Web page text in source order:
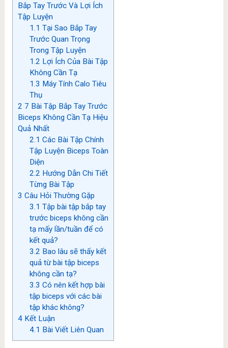
Bắp Tay Trước Và Lợi Ích
Tập Luyện
1.1 Tại Sao Bắp Tay
Trước Quan Trọng
Trong Tập Luyện
1.2 Lợi Ích Của Bài Tập
Không Cần Tạ
1.3 Máy Tính Calo Tiêu
Thụ
2 7 Bài Tập Bắp Tay Trước
Biceps Không Cần Tạ Hiệu
Quả Nhất
2.1 Các Bài Tập Chính
Tập Luyện Biceps Toàn
Diện
2.2 Hướng Dẫn Chi Tiết
Từng Bài Tập
3 Câu Hỏi Thường Gặp
3.1 Tập bài tập bắp tay
trước biceps không cần
tạ mấy lần/tuần để có
kết quả?
3.2 Bao lâu sẽ thấy kết
quả từ bài tập biceps
không cần tạ?
3.3 Có nên kết hợp bài
tập biceps với các bài
tập khác không?
4Kết Luận
4.1 Bài Viết Liên Quan